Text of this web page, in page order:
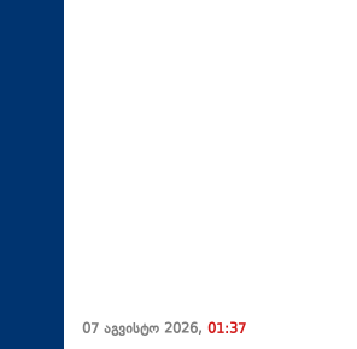
07 აგვისტო 2026, 01:37